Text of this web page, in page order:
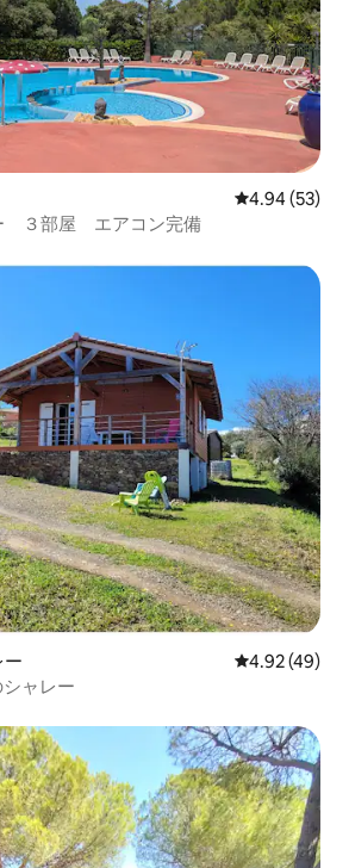
レビュー53
4.94 (53)
３部屋 エアコン完備
ー レビュー49
4.92 (49)
シャレー